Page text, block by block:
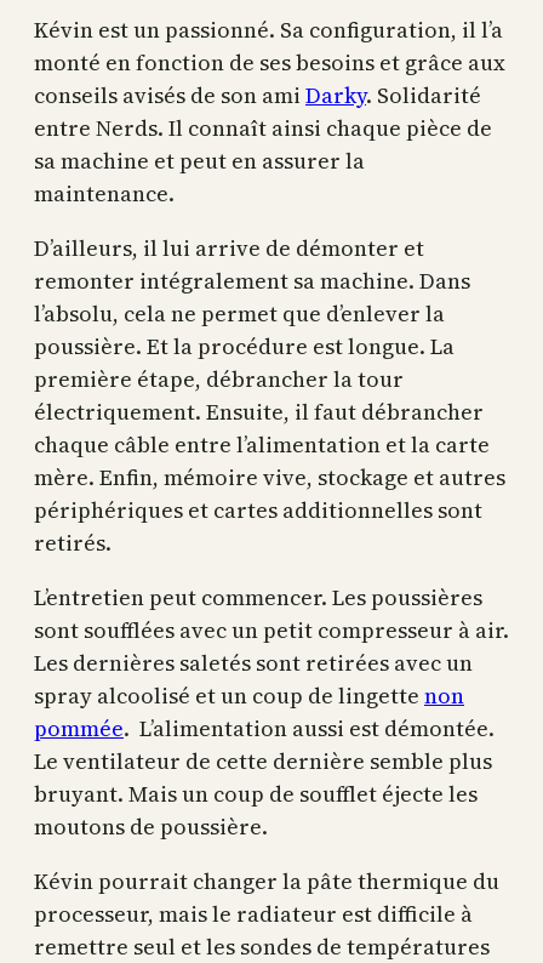
Kévin est un passionné. Sa configuration, il l’a
monté en fonction de ses besoins et grâce aux
conseils avisés de son ami Darky. Solidarité
entre Nerds. Il connaît ainsi chaque pièce de
sa machine et peut en assurer la
maintenance.
D’ailleurs, il lui arrive de démonter et
remonter intégralement sa machine. Dans
l’absolu, cela ne permet que d’enlever la
poussière. Et la procédure est longue. La
première étape, débrancher la tour
électriquement. Ensuite, il faut débrancher
chaque câble entre l’alimentation et la carte
mère. Enfin, mémoire vive, stockage et autres
périphériques et cartes additionnelles sont
retirés.
L’entretien peut commencer. Les poussières
sont soufflées avec un petit compresseur à air.
Les dernières saletés sont retirées avec un
spray alcoolisé et un coup de lingette non
pommée. L’alimentation aussi est démontée.
Le ventilateur de cette dernière semble plus
bruyant. Mais un coup de soufflet éjecte les
moutons de poussière.
Kévin pourrait changer la pâte thermique du
processeur, mais le radiateur est difficile à
remettre seul et les sondes de températures